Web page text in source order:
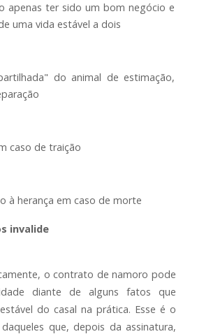
apenas ter sido um bom negócio e
uma vida estável a dois
do animal de estimação,
caso de traição
à herança em caso de morte
invalide
o contrato de namoro pode
diante de alguns fatos que
do casal na prática. Esse é o
que, depois da assinatura,